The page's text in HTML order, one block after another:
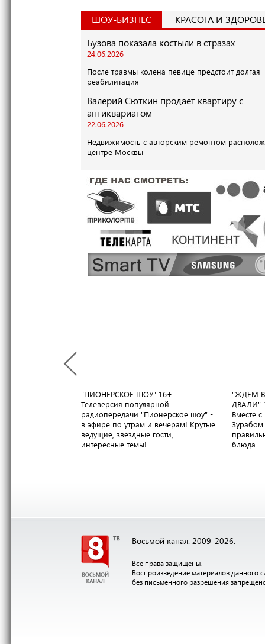
ШОУ-БИЗНЕС
КРАСОТА И
Бузова показала костыли в стразах
24.06.2026
После травмы колена певице предстоит долгая
реабилитация
Валерий Сюткин продает квартиру с
антиквариатом
22.06.2026
Недвижимость с авторским ремонтом
центре Москвы
"ПИОНЕРСКОЕ ШОУ" 16+
Телеверсия популярной
радиопередачи "Пионерское шоу" -
в эфире по утрам и вечерам! Крутые
ведущие, звездные гости,
интересные темы!
"ЖДЕМ
ДВАЛИ"
Вместе
Зурабом
блюда
Восьмой канал. 2009-2026.
Все права защищены.
Воспроизведение материалов данного
без письменного разрешения